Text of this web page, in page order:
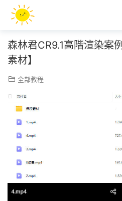
森林君CR9.1高階渲染案
素材】
全部教程